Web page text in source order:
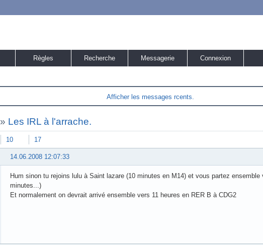
Règles Recherche Messagerie Connexion
Afficher les messages rcents.
» Les IRL à l'arrache.
10 17
14.06.2008 12:07:33
Hum sinon tu rejoins lulu à Saint lazare (10 minutes en M14) et vous partez
minutes...)
Et normalement on devrait arrivé ensemble vers 11 heures en RER B à CDG2